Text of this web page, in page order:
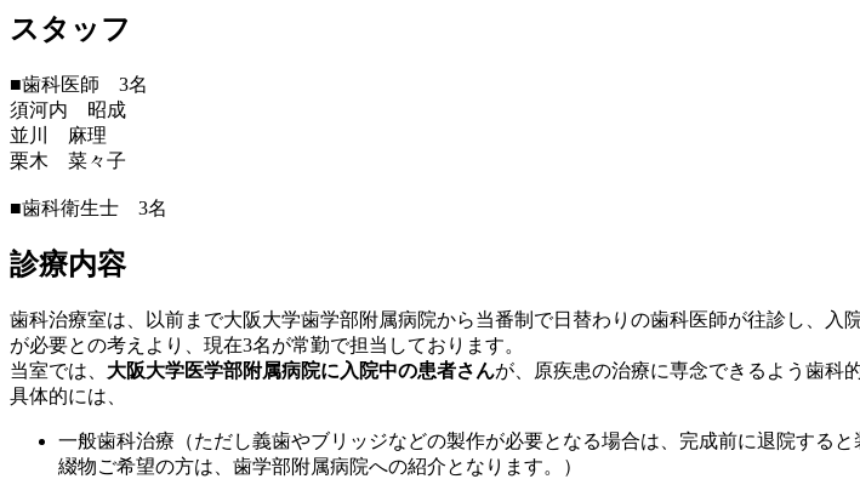
スタッフ
■歯科医師 3名
須河内 昭成
並川 麻理
栗木 菜々子
■歯科衛生士 3名
診療内容
歯科治療室は、以前まで大阪大学歯学部附属病院から当番制で日替わりの歯科医師が往診し、
が必要との考えより、現在3名が常勤で担当しております。
当室では、 大阪大学医学部附属病院に入院中の患者さんが、原疾患の治療に専念できるよう歯科
具体的には、
一般歯科治療（ただし義歯やブリッジなどの製作が必要となる場合は、完成前に退院する
綴物ご希望の方は、歯学部附属病院への紹介となります。）